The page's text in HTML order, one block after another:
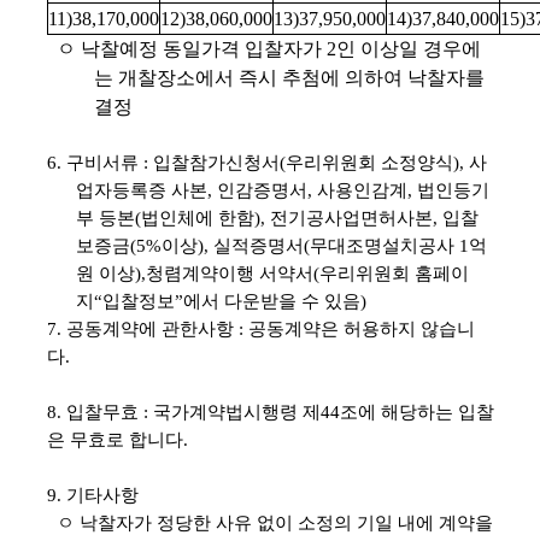
11)38,170,00012)38,060,00013)37,950,00014)37,840,000
ㅇ 낙찰예정 동일가격 입찰자가 2인 이상일 경우에
는 개찰장소에서 즉시 추첨에 의하여 낙찰자를
결정
6. 구비서류 : 입찰참가신청서(우리위원회 소정양식), 사
업자등록증 사본, 인감증명서, 사용인감계, 법인등기
부 등본(법인체에 한함), 전기공사업면허사본, 입찰
보증금(5%이상), 실적증명서(무대조명설치공사 1억
원 이상),청렴계약이행 서약서(우리위원회 홈페이
지“입찰정보”에서 다운받을 수 있음)
7. 공동계약에 관한사항 : 공동계약은 허용하지 않습니
다.
8. 입찰무효 : 국가계약법시행령 제44조에 해당하는 입찰
은 무효로 합니다.
9. 기타사항
ㅇ 낙찰자가 정당한 사유 없이 소정의 기일 내에 계약을